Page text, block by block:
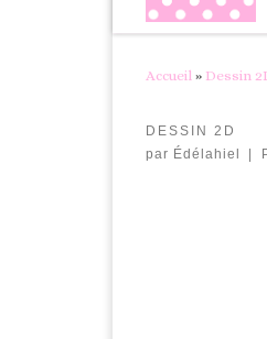
Accueil » Dessin
DESSIN 2D
par Édélahiel